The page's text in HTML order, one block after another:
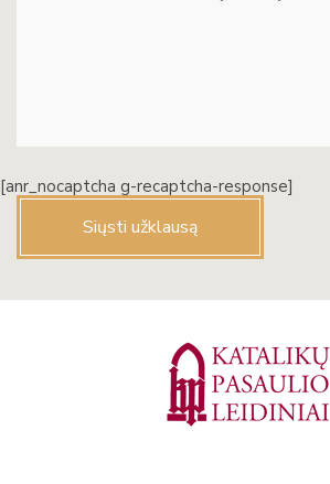
[anr_nocaptcha g-recaptcha-response]